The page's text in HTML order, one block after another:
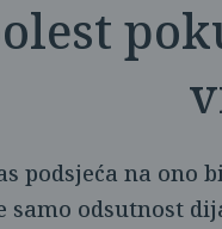
podsjeća na ono
odsutnost